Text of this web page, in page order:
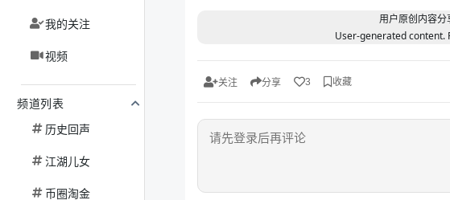
我的关注
视频
频道列表
历史回声
江湖儿女
币圈淘金
用户原创内容
User-generated content.
关注 分享 3 收藏